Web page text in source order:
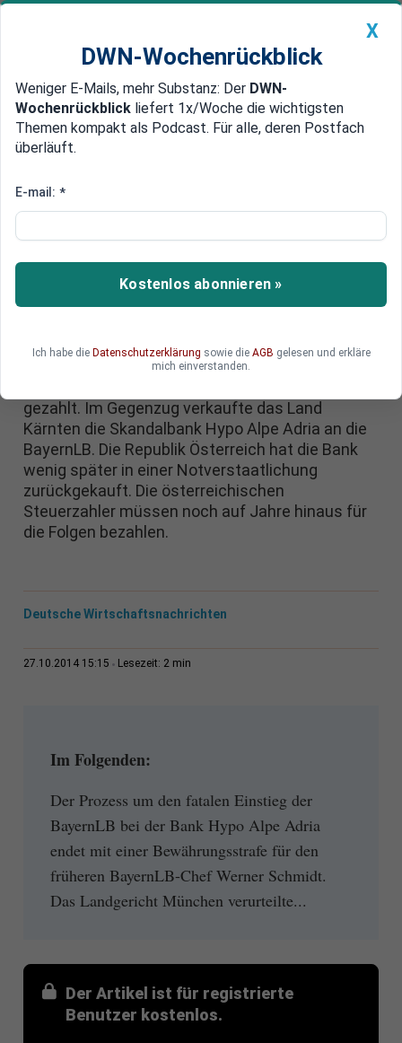
Newsticker MEIN DWN: Geldanlage Premium
Edelmetalle DWN-Magazin China
Fußball und Banken
Ehemaliger BayernLB-Chef
wegen Bestechung von Jörg
Haider verurteilt
Der ehemalige Chef der Bayrischen Landesbank,
verurteilt worden. Er hatte dem damaligen
Kärntner Landeshauptmann Jörg Haider 2,5
gezahlt. Im Gegenzug verkaufte das Land
Kärnten die Skandalbank Hypo Alpe Adria an die
BayernLB. Die Republik Österreich hat die Bank
wenig später in einer Notverstaatlichung
zurückgekauft. Die österreichischen
Steuerzahler müssen noch auf Jahre hinaus für
die Folgen bezahlen.
Deutsche Wirtschaftsnachrichten
27.10.2014 15:15 Lesezeit: 2 min
Im Folgenden:
Der Prozess um den fatalen Einstieg der
BayernLB bei der Bank Hypo Alpe Adria
endet mit einer Bewährungsstrafe für den
früheren BayernLB-Chef Werner Schmidt.
Das Landgericht München verurteilte...
Der Artikel ist für registrierte
Benutzer kostenlos.
X
DWN-Wochenrückblick
Weniger E-Mails, mehr Substanz: Der DWN-
Wochenrückblick liefert 1x/Woche die wichtigsten
Themen kompakt als Podcast. Für alle, deren Postfach
überläuft.
E-mail: *
Kostenlos abonnieren »
Ich habe die Datenschutzerklärung sowie die AGB gelesen und erkläre
mich einverstanden.